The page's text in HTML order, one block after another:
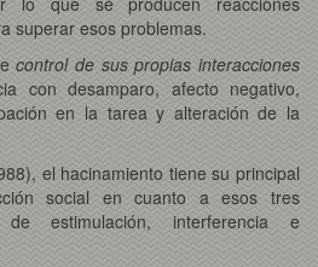
superar esos problemas.
control de sus propias interacciones
con desamparo, afecto negativo,
en la tarea y alteración de la
el hacinamiento tiene su principal
social en cuanto a esos tres
de estimulación, interferencia e